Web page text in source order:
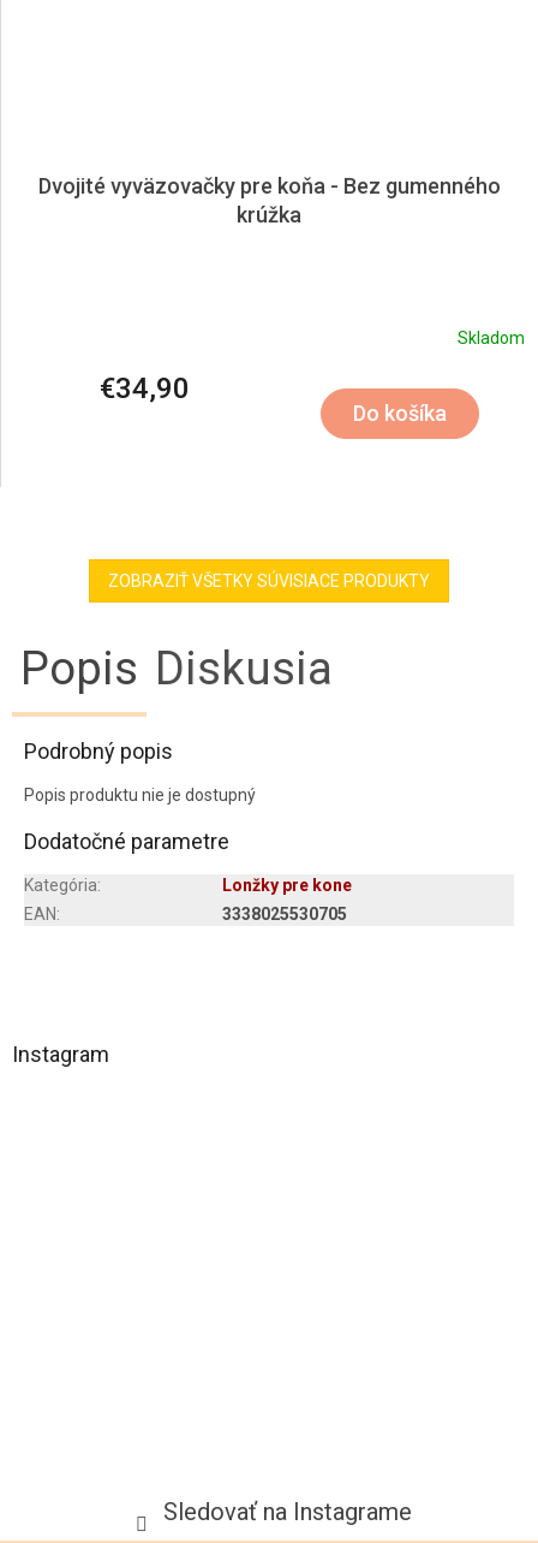
Dvojité vyväzovačky pre koňa - Bez gumenného
krúžka
Skladom
€34,90
Do košíka
ZOBRAZIŤ VŠETKY SÚVISIACE PRODUKTY
Popis Diskusia
Podrobný popis
Popis produktu nie je dostupný
Dodatočné parametre
Kategória:
Lonžky pre kone
EAN: 3338025530705
á
Instagram
Sledovať na Instagrame